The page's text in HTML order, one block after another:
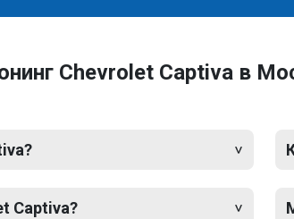
Chevrolet Captiva в
Captiva?